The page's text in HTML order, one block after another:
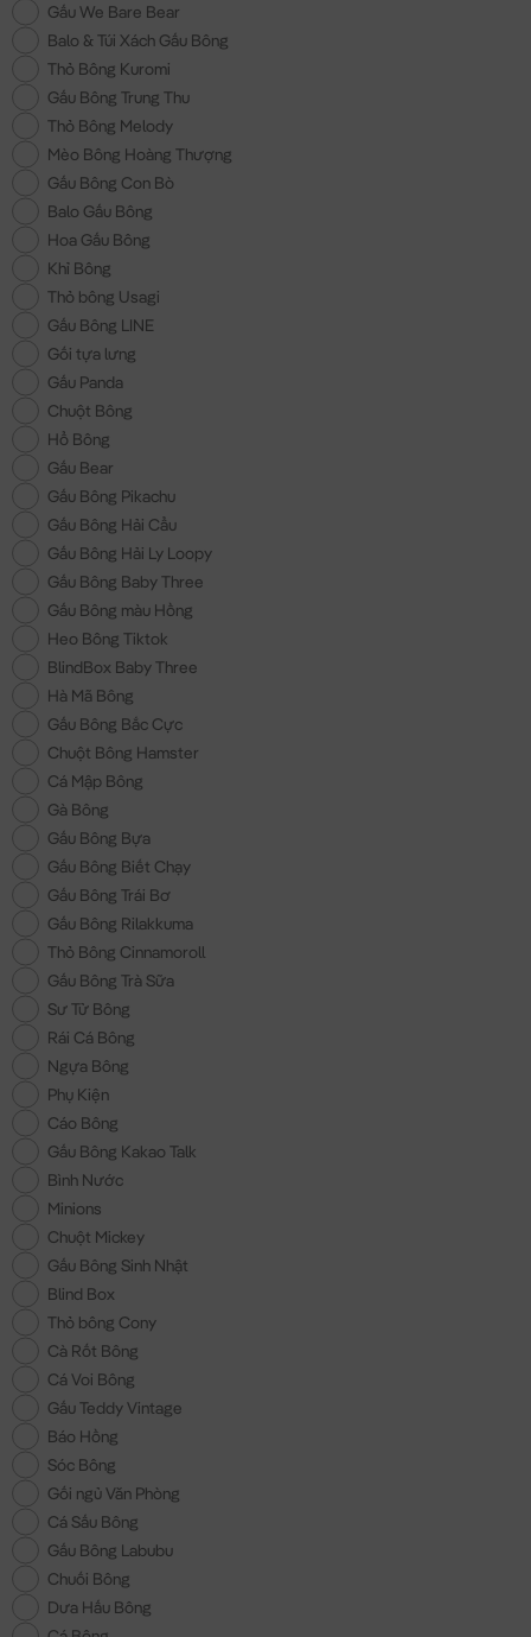
Gấu We Bare Bear
Balo & Túi Xách Gấu Bông
Thỏ Bông Kuromi
Gấu Bông Trung Thu
Thỏ Bông Melody
Mèo Bông Hoàng Thượng
Gấu Bông Con Bò
Balo Gấu Bông
Hoa Gấu Bông
Khỉ Bông
Thỏ bông Usagi
Gấu Bông LINE
Gối tựa lưng
Gấu Panda
Chuột Bông
Hổ Bông
Gấu Bear
Gấu Bông Pikachu
Gấu Bông Hải Cẩu
Gấu Bông Hải Ly Loopy
Gấu Bông Baby Three
Gấu Bông màu Hồng
Heo Bông Tiktok
BlindBox Baby Three
Hà Mã Bông
Gấu Bông Bắc Cực
Chuột Bông Hamster
Cá Mập Bông
Gà Bông
Gấu Bông Bựa
Gấu Bông Biết Chạy
Gấu Bông Trái Bơ
Gấu Bông Rilakkuma
Thỏ Bông Cinnamoroll
Gấu Bông Trà Sữa
Sư Tử Bông
Rái Cá Bông
Ngựa Bông
Phụ Kiện
Cáo Bông
Gấu Bông Kakao Talk
Bình Nước
Minions
Chuột Mickey
Gấu Bông Sinh Nhật
Blind Box
Thỏ bông Cony
Cà Rốt Bông
Cá Voi Bông
Gấu Teddy Vintage
Báo Hồng
Sóc Bông
Gối ngủ Văn Phòng
Cá Sấu Bông
Gấu Bông Labubu
Chuối Bông
Dưa Hấu Bông